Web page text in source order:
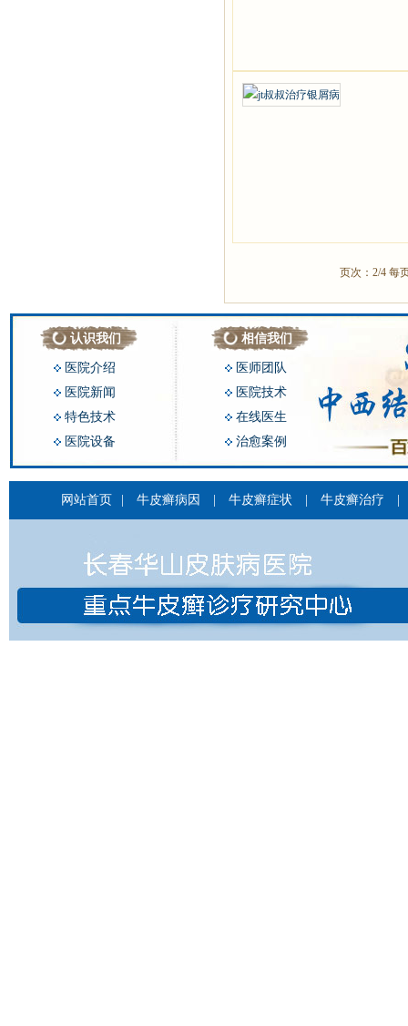
页次：2/4 每
认识我们
医院介绍
医院新闻
特色技术
医院设备
相信我们
医师团队
医院技术
在线医生
治愈案例
网站首页 牛皮癣病因 牛皮癣症状 牛皮癣治疗